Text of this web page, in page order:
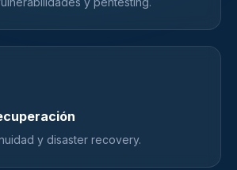
y disaster recovery.